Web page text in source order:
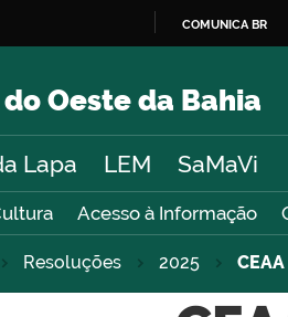
O
COMUNICA BR
Oeste da Bahia
Lapa LEM SaMaVi
Acesso à Informação
Resoluções 2025 CEAA